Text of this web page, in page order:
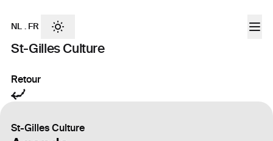
St-Gilles Culture
NL . FR
Retour
St-Gilles Culture